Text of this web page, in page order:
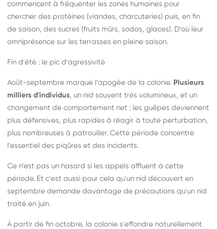
commencent à fréquenter les zones humaines pour
chercher des protéines (viandes, charcuteries) puis, en fin
de saison, des sucres (fruits mûrs, sodas, glaces). D'où leur
omniprésence sur les terrasses en pleine saison.
Fin d'été : le pic d'agressivité
Août-septembre marque l'apogée de la colonie. Plusieurs
milliers d'individus, un nid souvent très volumineux, et un
changement de comportement net : les guêpes deviennent
plus défensives, plus rapides à réagir à toute perturbation,
plus nombreuses à patrouiller. Cette période concentre
l'essentiel des piqûres et des incidents.
Ce n'est pas un hasard si les appels affluent à cette
période. Et c'est aussi pour cela qu'un nid découvert en
septembre demande davantage de précautions qu'un nid
traité en juin.
À partir de fin octobre, la colonie s'effondre naturellement